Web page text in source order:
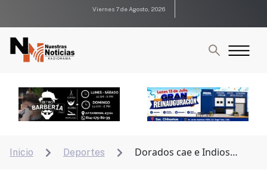
Viernes 7 de Agosto, 2026
Inicio  Deportes 
Dorados cae e Indios